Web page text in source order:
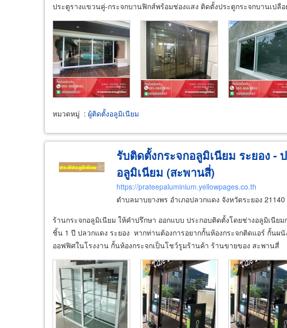
ประตูรางแขวนคู่-กระจกบานฟิกส์พร้อมช่องแสง ติดตั้งประตูกระจกบานเปลื
หมวดหมู่ : ผู้ติดตั้งอลูมิเนียม
รับติดตั้งกระจกอลูมิเนียม ระยอง -
อลูมิเนียม (สะพานสี่)
https://prateepaluminium.yellowpages.co.th
ตำบลมาบยางพร อำเภอปลวกแดง จังหวัดระยอง 21140
ร้านกระจกอลูมิเนียม ให้คำปรึกษา ออกแบบ ประกอบติดตั้งโดยช่างอลูมิเนีย
ชิ้น 1 ปี ปลวกแดง ระยอง หากท่านต้องการอยากกั้นห้องกระจกติดแอร์ กั้นผ
ออฟฟิศในโรงงาน กั้นห้องกระจกเป็นโชว์รูมร้านค้า ร้านขายของ สะพานสี่